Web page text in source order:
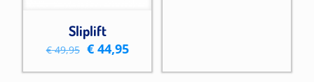
Sliplift
€49,95 Oorspronkelijke
was:
€44,95Huidige
is: